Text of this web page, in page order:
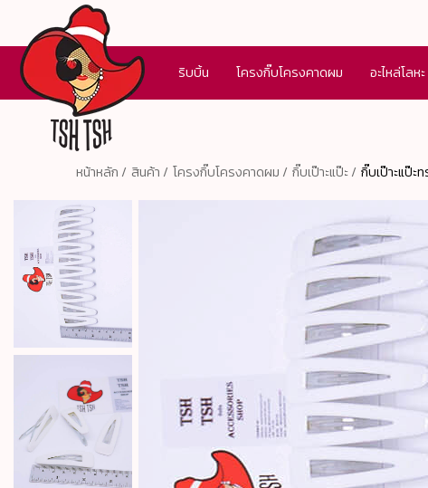
ริบบิ้น โครงกิ๊บโครงคาดผม อะไหล่โลหะ
หน้าหลัก / สินค้า / โครงกิ๊บโครงคาดผม / กิ๊บเป๊าะแป๊ะ / กิ๊บเป๊าะแป๊ะ